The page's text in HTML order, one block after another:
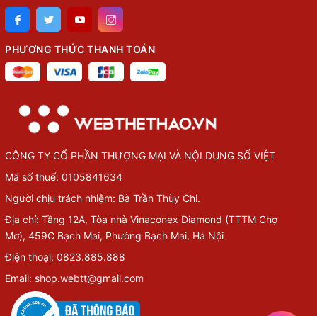
PHƯƠNG THỨC THANH TOÁN
CÔNG TY CỔ PHẦN THƯỢNG MẠI VÀ NỘI DUNG SỐ VIỆT
Mã số thuế: 0105841634
Người chịu trách nhiệm: Bà Trần Thùy Chi.
Địa chỉ: Tầng 12A, Tòa nhà Vinaconex Diamond (TTTM Chợ
Mơ), 459C Bạch Mai, Phường Bạch Mai, Hà Nội
Điện thoại: 0823.885.888
Email: shop.webtt@gmail.com